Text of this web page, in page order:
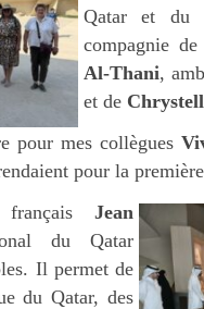
Qatar et du
compagnie
Al-Thani,
et de
pour mes collègues
pour la
français Jean
du Qatar
Il permet de
du Qatar, des